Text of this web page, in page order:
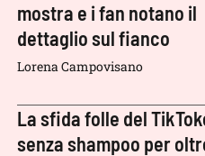
mostra e i fan notano il
dettaglio sul fianco
Lorena Campovisano
La sfida folle del
senza shampoo per